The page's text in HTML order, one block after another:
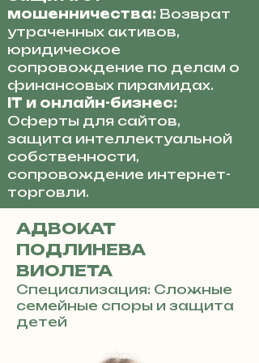
мошенничества: Возврат
утраченных активов,
юридическое
сопровождение по делам о
финансовых пирамидах.
IT и онлайн-бизнес:
Оферты для сайтов,
защита интеллектуальной
собственности,
сопровождение интернет-
торговли.
АДВОКАТ
ПОДЛИНЕВА
ВИОЛЕТА
Специализация: Сложные
семейные споры и защита
детей